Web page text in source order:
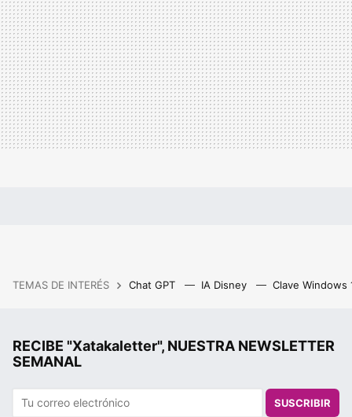
TEMAS DE INTERÉS Chat GPT IA Disney Clave Windows
RECIBE "Xatakaletter", NUESTRA NEWSLETTER
SEMANAL
SUSCRIBIR